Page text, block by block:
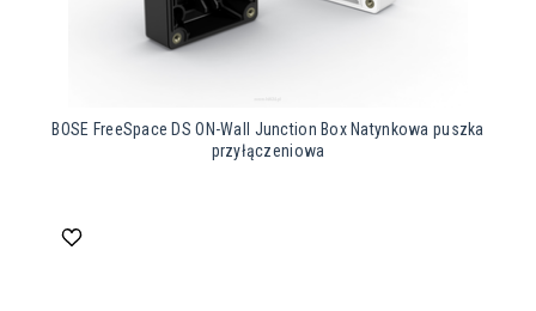
BOSE FreeSpace DS ON-Wall Junction Box Natynkowa puszka
przyłączeniowa